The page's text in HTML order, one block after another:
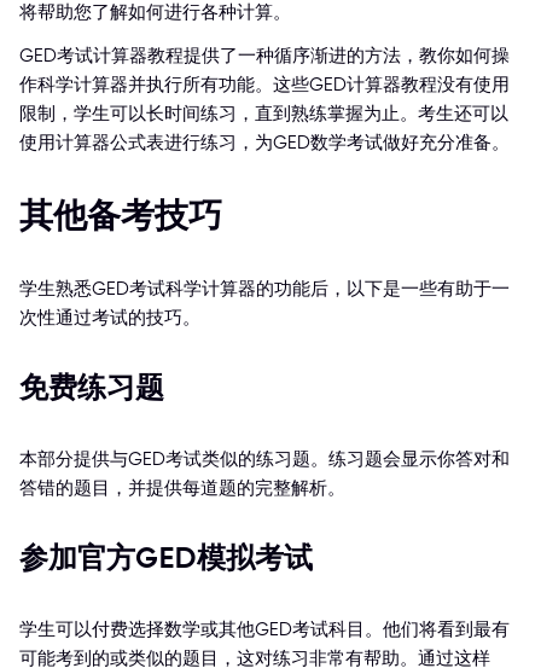
将帮助您了解如何进行各种计算。
GED考试计算器教程提供了一种循序渐进的方法，教你如何操
作科学计算器并执行所有功能。这些GED计算器教程没有使用
限制，学生可以长时间练习，直到熟练掌握为止。考生还可以
使用计算器公式表进行练习，为GED数学考试做好充分准备。
其他备考技巧
学生熟悉GED考试科学计算器的功能后，以下是一些有助于一
次性通过考试的技巧。
免费练习题
本部分提供与GED考试类似的练习题。练习题会显示你答对和
答错的题目，并提供每道题的完整解析。
参加官方GED模拟考试
学生可以付费选择数学或其他GED考试科目。他们将看到最有
可能考到的或类似的题目，这对练习非常有帮助。通过这样